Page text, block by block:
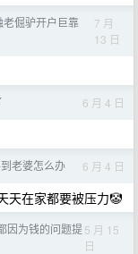
老倔驴开户巨靠
7 月
13 日
6 月 4 日
老婆怎么办 6 月 4 日
天在家都要被压力🤡
因为钱的问题提 5 月 15
日